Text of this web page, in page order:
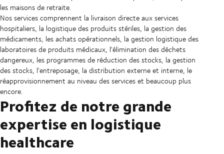
les maisons de retraite.
Nos services comprennent la livraison directe aux services
hospitaliers, la logistique des produits stériles, la gestion des
médicaments, les achats opérationnels, la gestion logistique des
laboratoires de produits médicaux, l'élimination des déchets
dangereux, les programmes de réduction des stocks, la gestion
des stocks, l'entreposage, la distribution externe et interne, le
réapprovisionnement au niveau des services et beaucoup plus
encore.
Profitez de notre grande
expertise en logistique
healthcare